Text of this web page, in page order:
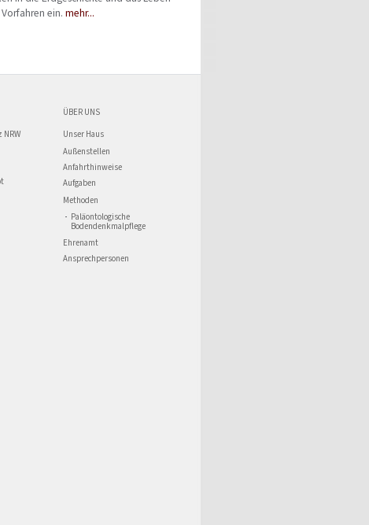
ein. mehr...
ÜBER UNS
Unser Haus
Außenstellen
Anfahrthinweise
Aufgaben
Methoden
Paläontologische
Bodendenkmalpflege
Ehrenamt
Ansprechpersonen